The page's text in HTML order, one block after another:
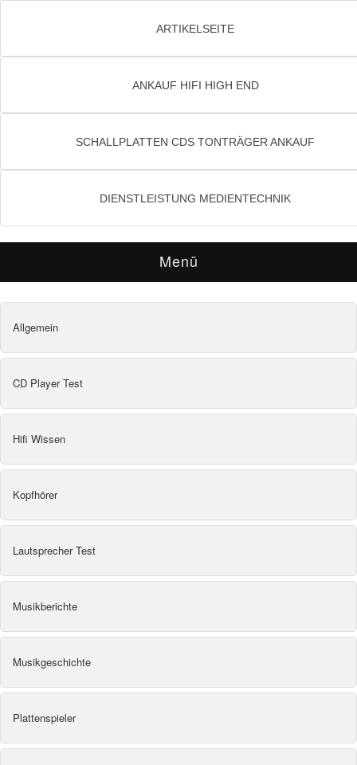
ARTIKELSEITE
ANKAUF HIFI HIGH END
SCHALLPLATTEN CDS TONTRÄGER ANKAUF
DIENSTLEISTUNG MEDIENTECHNIK
Menü
Allgemein
CD Player Test
Hifi Wissen
Kopfhörer
Lautsprecher Test
Musikberichte
Musikgeschichte
Plattenspieler